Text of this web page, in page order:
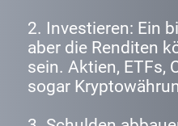
2. Investieren: Ein
aber die Renditen
sein. Aktien, ETFs,
sogar